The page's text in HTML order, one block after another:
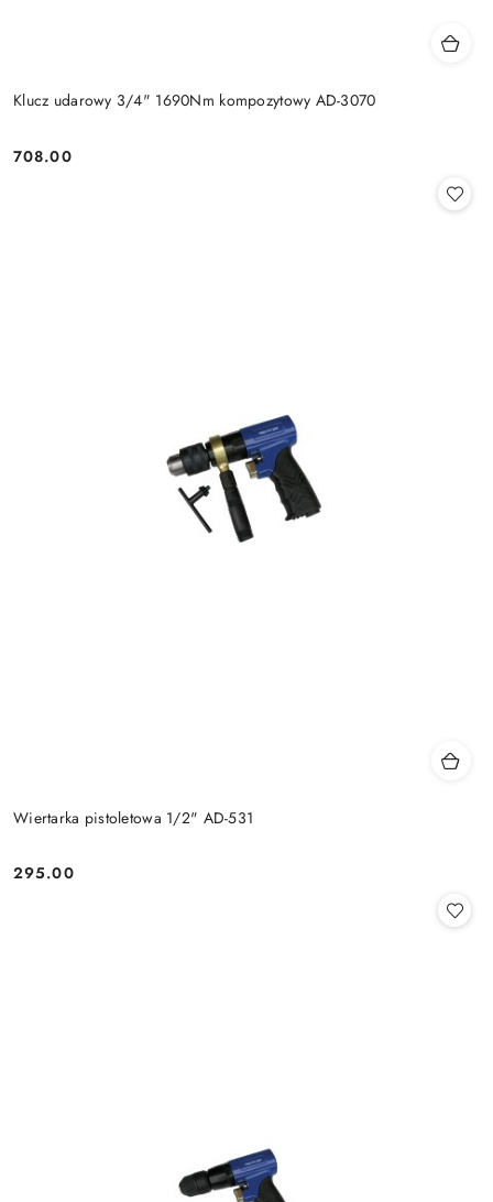
Klucz udarowy 3/4" 1690Nm kompozytowy AD-3070
Cena:
708.00
Wiertarka pistoletowa 1/2" AD-531
Cena:
295.00